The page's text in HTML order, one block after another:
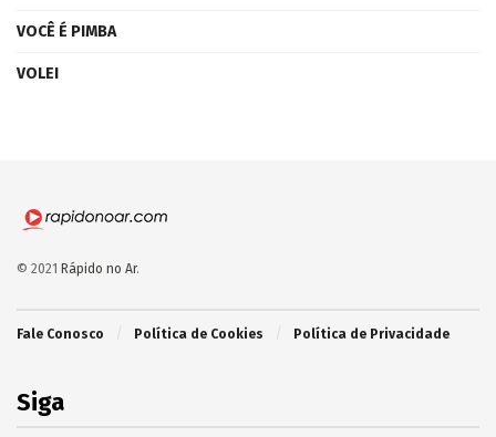
VOCÊ É PIMBA
VOLEI
© 2021 Rápido no Ar.
Fale Conosco Política de Cookies Política de Privacidade
Siga